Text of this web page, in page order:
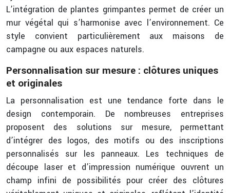
L’intégration de plantes grimpantes permet de créer un
mur végétal qui s’harmonise avec l’environnement. Ce
style convient particulièrement aux maisons de
campagne ou aux espaces naturels.
Personnalisation sur mesure : clôtures uniques
et originales
La personnalisation est une tendance forte dans le
design contemporain. De nombreuses entreprises
proposent des solutions sur mesure, permettant
d’intégrer des logos, des motifs ou des inscriptions
personnalisés sur les panneaux. Les techniques de
découpe laser et d’impression numérique ouvrent un
champ infini de possibilités pour créer des clôtures